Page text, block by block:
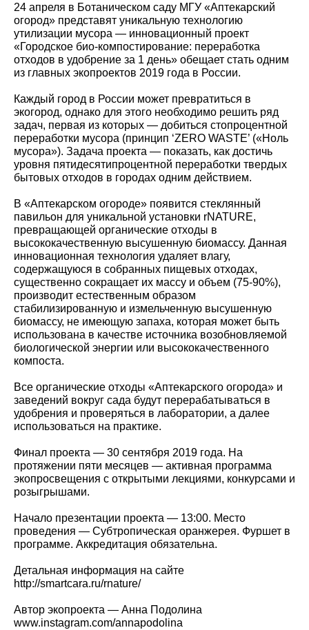
24 апреля в Ботаническом саду МГУ «Аптекарский
огород» представят уникальную технологию
утилизации мусора — инновационный проект
«Городское био-компостирование: переработка
отходов в удобрение за 1 день» обещает стать одним
из главных экопроектов 2019 года в России.
Каждый город в России может превратиться в
экогород, однако для этого необходимо решить ряд
задач, первая из которых — добиться стопроцентной
переработки мусора (принцип ‘ZERO WASTE’ («Ноль
мусора»). Задача проекта — показать, как достичь
уровня пятидесятипроцентной переработки твердых
бытовых отходов в городах одним действием.
В «Аптекарском огороде» появится стеклянный
павильон для уникальной установки rNATURE,
превращающей органические отходы в
высококачественную высушенную биомассу. Данная
инновационная технология удаляет влагу,
содержащуюся в собранных пищевых отходах,
существенно сокращает их массу и объем (75-90%),
производит естественным образом
стабилизированную и измельченную высушенную
биомассу, не имеющую запаха, которая может быть
использована в качестве источника возобновляемой
биологической энергии или высококачественного
компоста.
Все органические отходы «Аптекарского огорода» и
заведений вокруг сада будут перерабатываться в
удобрения и проверяться в лаборатории, а далее
использоваться на практике.
Финал проекта — 30 сентября 2019 года. На
протяжении пяти месяцев — активная программа
экопросвещения с открытыми лекциями, конкурсами и
розыгрышами.
Начало презентации проекта — 13:00. Место
проведения — Субтропическая оранжерея. Фуршет в
программе. Аккредитация обязательна.
Детальная информация на сайте
http://smartcara.ru/rnature/
Автор экопроекта — Анна Подолина
www.instagram.com/annapodolina